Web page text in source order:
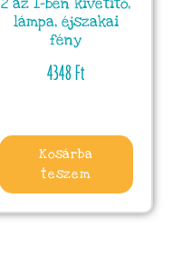
lámpa, éjszakai
fény
4348Ft
Kosárba
teszem